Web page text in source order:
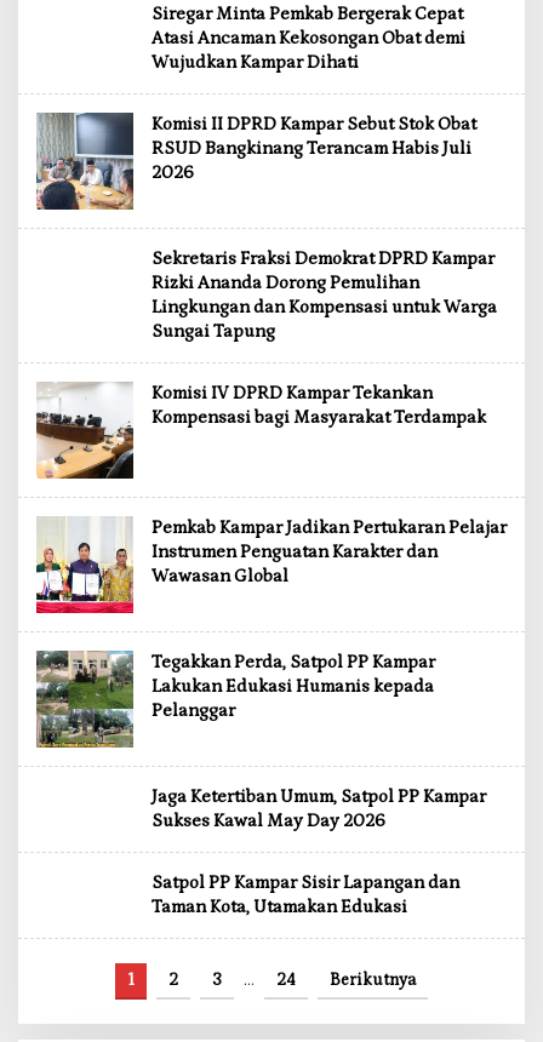
Siregar Minta Pemkab Bergerak Cepat
Atasi Ancaman Kekosongan Obat demi
Wujudkan Kampar Dihati
Komisi II DPRD Kampar Sebut Stok Obat
RSUD Bangkinang Terancam Habis Juli
2026
Sekretaris Fraksi Demokrat DPRD Kampar
Rizki Ananda Dorong Pemulihan
Lingkungan dan Kompensasi untuk Warga
Sungai Tapung
Komisi IV DPRD Kampar Tekankan
Kompensasi bagi Masyarakat Terdampak
Pemkab Kampar Jadikan Pertukaran Pelajar
Instrumen Penguatan Karakter dan
Wawasan Global
Tegakkan Perda, Satpol PP Kampar
Lakukan Edukasi Humanis kepada
Pelanggar
Jaga Ketertiban Umum, Satpol PP Kampar
Sukses Kawal May Day 2026
Satpol PP Kampar Sisir Lapangan dan
Taman Kota, Utamakan Edukasi
1 2 3 … 24 Berikutnya